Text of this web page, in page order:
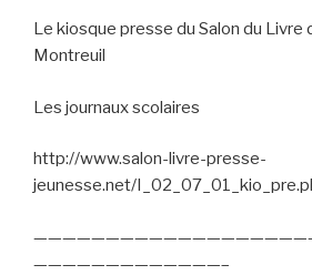
Le kiosque presse du Salon du Livre
Montreuil
Les journaux scolaires
http://www.salon-livre-presse-
jeunesse.net/
—————————————–